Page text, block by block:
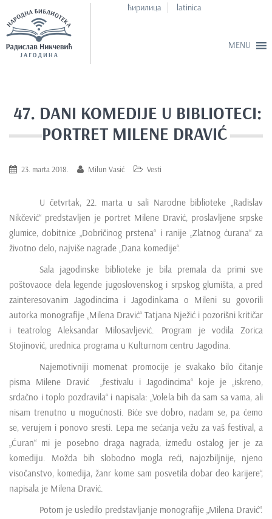
ћирилица latinica
47. DANI KOMEDIJE U BIBLIOTECI:
PORTRET MILENE DRAVIĆ
23. marta 2018. Milun Vasić Vesti
U četvrtak, 22. marta u sali Narodne biblioteke „Radislav
Nikčević“ predstavljen je portret Milene Dravić, proslavljene srpske
glumice, dobitnice „Dobričinog prstena“ i ranije „Zlatnog ćurana“ za
životno delo, najviše nagrade „Dana komedije“.
Sala jagodinske biblioteke je bila premala da primi sve
poštovaoce dela legende jugoslovenskog i srpskog glumišta, a pred
zainteresovanim Jagodincima i Jagodinkama o Mileni su govorili
autorka monografije „Milena Dravić“ Tatjana Nježić i pozorišni kritičar
i teatrolog Aleksandar Milosavljević. Program je vodila Zorica
Stojinović, urednica programa u Kulturnom centru Jagodina.
Najemotivniji momenat promocije je svakako bilo čitanje
pisma Milene Dravić „festivalu i Jagodincima“ koje je „iskreno,
srdačno i toplo pozdravila“ i napisala: „Volela bih da sam sa vama, ali
nisam trenutno u mogućnosti. Biće sve dobro, nadam se, pa ćemo
se, verujem i ponovo sresti. Lepa me sećanja vežu za vaš festival, a
„Ćuran“ mi je posebno draga nagrada, između ostalog jer je za
komediju. Možda bih slobodno mogla reći, najozbiljnije, njeno
visočanstvo, komedija, žanr kome sam posvetila dobar deo karijere“,
napisala je Milena Dravić.
Potom je usledilo predstavljanje monografije „Milena Dravić“.